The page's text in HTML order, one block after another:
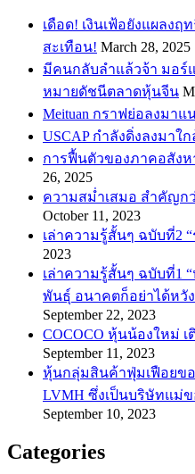
เดือด! เงินเฟ้อยังแผลง
สะเทือน! March 28, 2025
มีคนกลับลำแล้วจ้า มอร์
หมายดัชนีตลาดหุ้นจีน
Meituan กราฟย่อลงมา
USCAP กำลังดิ่งลงมาใก
การฟื้นตัวของภาคอสัง
26, 2025
ความสม่ำเสมอ สำคัญก
October 11, 2023
เล่าความรู้สั้นๆ ฉบับที่2
2023
เล่าความรู้สั้นๆ ฉบับที่1
พันธ์ุ อนาคตก็อย่าได้หวั
September 22, 2023
COCOCO หุ้นน้องใหม่
September 11, 2023
หุ้นกลุ่มสินค้าฟุ่มเฟือยขอ
LVMH ซึ่งเป็นบริษัทแม่ข
September 10, 2023
Categories